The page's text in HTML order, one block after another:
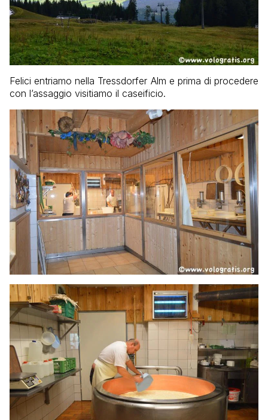
Felici entriamo nella Tressdorfer Alm e prima di procedere
con l’assaggio visitiamo il caseificio.